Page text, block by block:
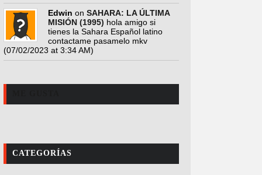
Edwin on SAHARA: LA ÚLTIMA
MISIÓN (1995) hola amigo si
tienes la Sahara Español latino
contactame pasamelo mkv
(07/02/2023 at 3:34 AM)
CATEGORÍAS